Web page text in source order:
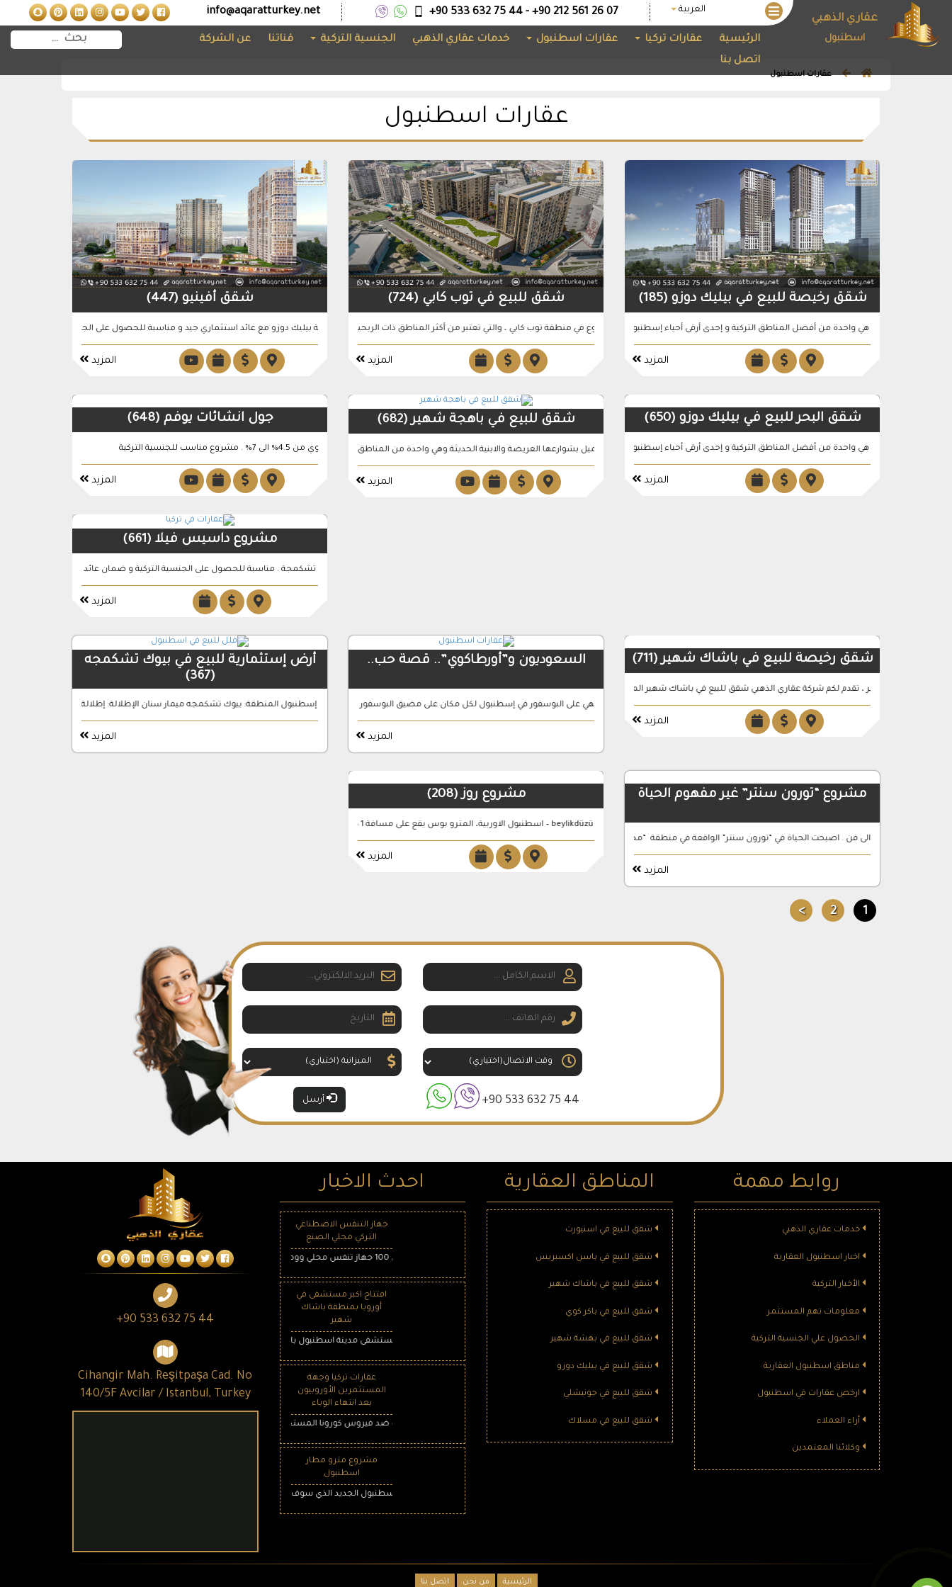
عقاري الذهبي
اسطنبول
العربية +90 533 632 75 44 - +90 212 561 26 07
info@aqaratturkey.net
الرئيسية عقارات تركيا عقارات اسطنبول خدمات عقاري الذهبي الجنسية التركية قناتنا
عن الشركة
اتصل بنا
عقارات اسطنبول
عقارات اسطنبول
شقق رخيصة للبيع في بيليك دوزو (185)
بيليك دوزو هي واحدة من أفضل المناطق التركية و إحدى أرقى أحياء إسطنبول الأوروبية و النادرة في …
المزيد
شقق للبيع في توب كابي (724)
شقق للبيع في توب كابي يقع المشروع في منطقة توب كابي ، والتي تعتبر من أكثر المناطق ذات الربحية العالية في قلب مدينة اسطنبول
المزيد
شقق أفينيو (447)
شقق للبيع جاهزة في منطقة بيليك دوزو مع عائد استثماري جيد و مناسبة للحصول على الجنسية التركية
المزيد
شقق البحر للبيع في بيليك دوزو (650)
بيليك دوزو هي واحدة من أفضل المناطق التركية و إحدى أرقى أحياء إسطنبول الأوروبية و النادرة في …
المزيد
شقق للبيع في باهجة شهير (682)
تتميز بهجة شهير بتنظيم إداري جميل بشوارعها العريضة والابنية الحديثة وهي واحدة من المناطق المفضلة لسكان إسطنبول
المزيد
جول انشائات يوفم (648)
عائد استثماري سنوي من 4.5% الى 7% . مشروع مناسب للجنسية التركية
المزيد
مشروع داسيس فيلا (661)
شقق للبيع في منطقة بويوك تشكمجة . مناسبة للحصول على الجنسية التركية و ضمان عائد استثماري مربح
المزيد
شقق رخيصة للبيع في باشاك شهير (711)
في باشاك شهير ، تقدم لكم شركة عقاري الذهبي شقق للبيع في باشاك شهير المنطقة الاقرب لقناة اسطنبول
المزيد
السعوديون و”أورطاكوي”.. قصة حب..
السعوديون و”أورطاكوي”.. قصة حب لاتنتهي على البوسفور في إسطنبول لكل مكان على مضيق البوسفور بإسطنبول، قصة سحر وحكاية مختلفة، كتبها …
المزيد
أرض إستثمارية للبيع في بيوك تشكمجه
(367)
معلومات عامة النوع: أرض إستثمارية المدينة: إسطنبول المنطقة: بيوك تشكمجه ميمار سنان الإطلالة: إطلالة على البحر الإعمار: 20% من مساحة الارض عدد الطوابق: 4 …
المزيد
مشروع “تورون سنتر” غير مفهوم الحياة
اسلوب الحياة الى فن . اصبحت الحياة في “تورون سنتر” الواقعة في منطقة “مجدية كوي” تتصف بالتطور والابداع الملحوظ …
المزيد
مشروع روز (208)
مشروع شقق روز (208)، بيليك دوزو beylikdüzü – اسطنبول الاوربية، المترو بوس يقع على مسافة 1 كم، يوجد مسبح وساونا وحمام تركي
المزيد
1
2
>
+90 533 632 75 44
روابط مهمة
خدمات عقاري الذهبي
اخبار اسطنبول العقارية
الأخبار التركية
معلومات تهم المستثمر
الحصول علي الجنسية التركية
مناطق اسطنبول العقارية
ارخص عقارات في اسطنبول
أراء العملاء
وكلائنا المعتمدين
المناطق العقارية
شقق للبيع في اسنيورت
شقق للبيع في باسن اكسبريس
شقق للبيع في باشاك شهير
شقق للبيع في باكر كوي
شقق للبيع في بهشة شهير
شقق للبيع في بيليك دوزو
شقق للبيع في جونيشلي
شقق للبيع في مسلاك
احدث الاخبار
جهاز التنفس الاصطناعي
التركي محلي الصنع
قامت تركيا بتسليم أول 100 جهاز تنفس محلي ووطني ، والتي وصلت إلى مرحلة الإنتاج الضخم بعمل 4 شركات تركية
افتتاح اكبر مستشفى في
أوروبا بمنطقة باشاك
شهير
تم افتتاح المرحلة الأولى من مستشفى مدينة اسطنبول باشاك شهير ، والتي تبلغ مساحته الداخلية حوالي مليون متر مربع وسعة 2682 سريرًا
عقارات تركيا وجهة
المستثمرين الأوروبيون
بعد انتهاء الوباء
نجاح تركيا في الحرب ضد فيروس كورونا المستجد ، جعلت الأجانب يرغبون في حمل الجواز السفر التركي
مشروع مترو مطار
اسطنبول
قرب افتتاح مترو مطار اسطنبول الجديد الذي سوف يسهل التنقل من و الى المطار عبر العديد من المناطق في اسطنبول
+90 533 632 75 44
Cihangir Mah. Reşitpaşa Cad. No
140/5F Avcilar / Istanbul, Turkey
الرئيسية من نحن اتصل بنا